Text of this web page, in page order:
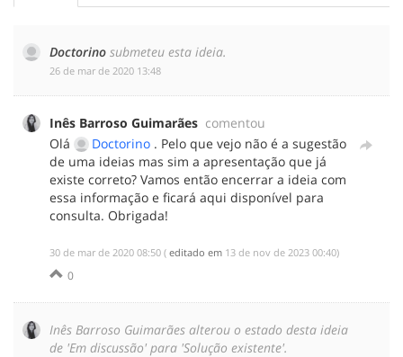
Doctorino submeteu esta ideia.
‎26 de mar de 2020 13:48
Inês Barroso Guimarães comentou
Olá
Doctorino. Pelo que vejo não é a sugestão
de uma ideias mas sim a apresentação que já
existe correto? Vamos então encerrar a ideia com
essa informação e ficará aqui disponível para
consulta. Obrigada!
‎30 de mar de 2020 08:50 ( editado em ‎13 de nov de 2023 00:40)
0
Inês Barroso Guimarães alterou o estado desta ideia
de 'Em discussão' para 'Solução existente'.